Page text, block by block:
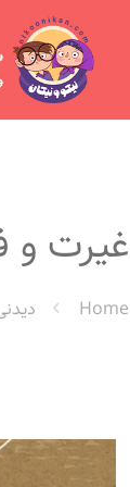
غیرت و
Home